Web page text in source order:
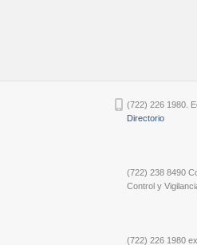
(722) 226 1980.
Directorio
(722) 238 8490
Control y
(722) 226 1980